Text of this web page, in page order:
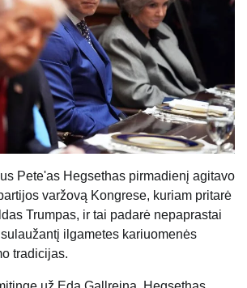
Pete'as Hegsethas pirmadienį agitavo
varžovą Kongrese, kuriam pritarė
Trumpas, ir tai padarė nepaprastai
ilgametes kariuomenės
tradicijas.